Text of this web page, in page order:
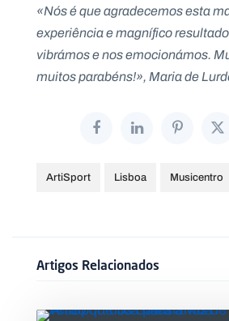
«Nós é que agradecemos esta
experiência e magnífico
vibrámos e nos emocionámos.
muitos parabéns!», Maria de
ArtiSport Lisboa Musicentro
Artigos Relacionados